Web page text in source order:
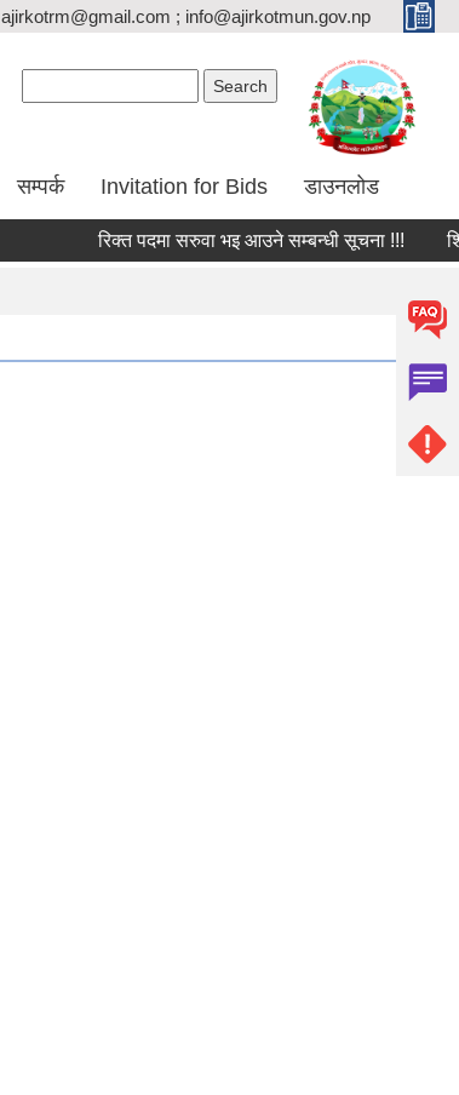
ajirkotrm@gmail.com ; info@ajirkotmun.gov.np
सम्पर्क Invitation for Bids डाउनलोड
रिक्त पदमा सरुवा भइ आउने सम्बन्धी सूचना !!!